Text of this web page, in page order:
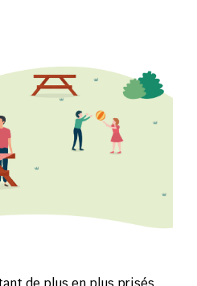
de plus en plus prisés,